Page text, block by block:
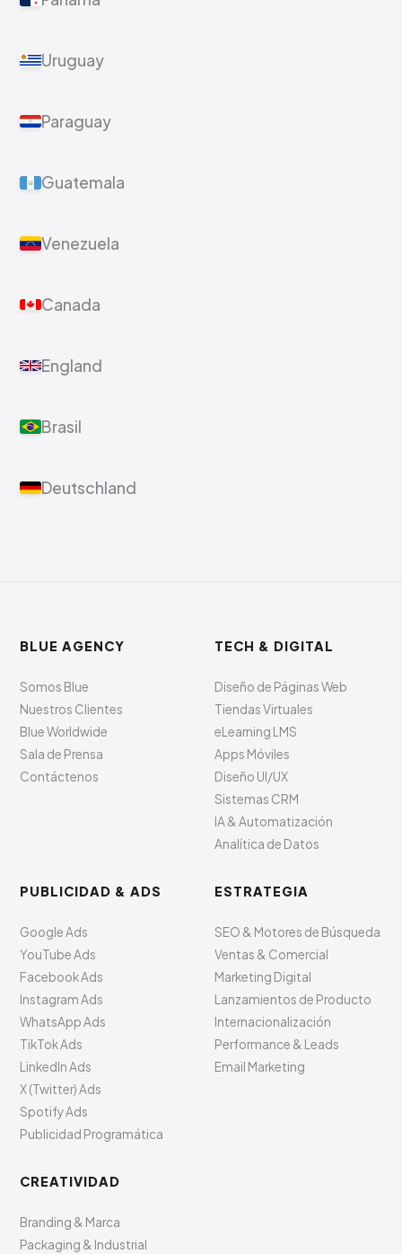
Uruguay
Paraguay
Guatemala
Venezuela
Canada
England
Brasil
Deutschland
BLUE AGENCY
Somos Blue
Nuestros Clientes
Blue Worldwide
Sala de Prensa
Contáctenos
TECH & DIGITAL
Diseño de Páginas Web
Tiendas Virtuales
eLearning LMS
Apps Móviles
Diseño UI/UX
Sistemas CRM
IA & Automatización
Analítica de Datos
PUBLICIDAD & ADS
Google Ads
YouTube Ads
Facebook Ads
Instagram Ads
WhatsApp Ads
TikTok Ads
LinkedIn Ads
X (Twitter) Ads
Spotify Ads
Publicidad Programática
ESTRATEGIA
SEO & Motores de Búsqueda
Ventas & Comercial
Marketing Digital
Lanzamientos de Producto
Internacionalización
Performance & Leads
Email Marketing
CREATIVIDAD
Branding & Marca
Packaging & Industrial